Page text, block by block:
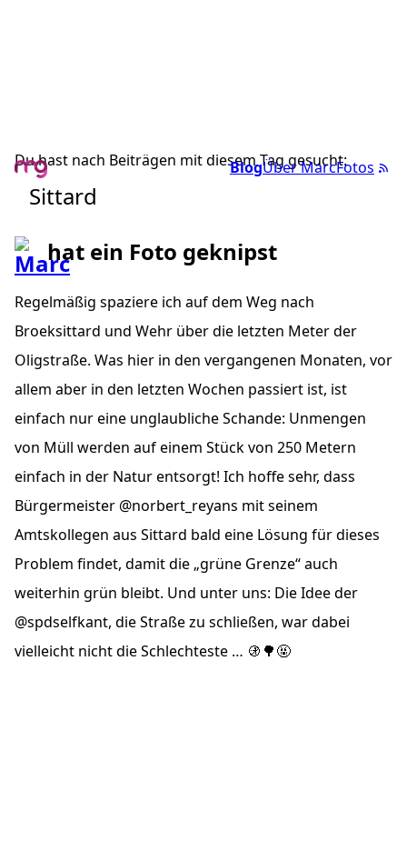
BlogÜber MarcFotos
Du hast nach Beiträgen mit diesem Tag gesucht:
Sittard
hat ein Foto geknipst
Regelmäßig spaziere ich auf dem Weg nach
Broeksittard und Wehr über die letzten Meter der
Oligstraße. Was hier in den vergangenen Monaten, vor
allem aber in den letzten Wochen passiert ist, ist
einfach nur eine unglaubliche Schande: Unmengen
von Müll werden auf einem Stück von 250 Metern
einfach in der Natur entsorgt! Ich hoffe sehr, dass
Bürgermeister @norbert_reyans mit seinem
Amtskollegen aus Sittard bald eine Lösung für dieses
Problem findet, damit die „grüne Grenze“ auch
weiterhin grün bleibt. Und unter uns: Die Idee der
@spdselfkant, die Straße zu schließen, war dabei
vielleicht nicht die Schlechteste … 🚯🌳🤬